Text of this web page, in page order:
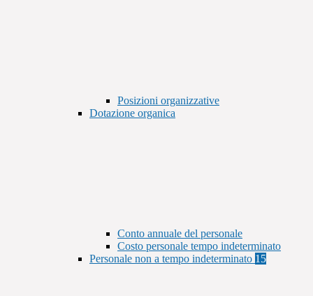
Posizioni organizzative
Dotazione organica
Conto annuale del personale
Costo personale tempo indeterminato
Personale non a tempo indeterminato 15